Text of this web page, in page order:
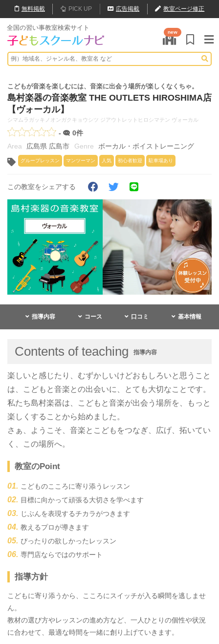
無料掲載 PICK UP 広告掲載 教室ページ修正
全国の習い事教室検索サイト
new
こどもが音楽を楽しむには、音楽に出会う場所が楽しくなくちゃ。
島村楽器の音楽教室 THE OUTLETS HIROSHIMA店
【ヴォーカル】
シマムラガッキノオンガクキョウシツ ジアウトレットヒロシマテン ヴォーカル
-
0件
広島県 広島市
ボーカル・ボイストレーニング
グループレッスン マンツーマン 人気 初心者歓迎 駐車場あり
この教室をシェアする
指導内容 コース 口コミ 基本情報
Contents of teaching 指導内容
楽しいと感じたり、むずかしいけどおもしろいと思うこと
は、こどもと音楽との出会いに、とても大切なことです。
私たち島村楽器は、こどもと音楽が出会う場所を、もっと
楽しくすることから始めました。
さぁ、ようこそ、音楽とこどもをつなぎ、広げ、拓いてい
く、この場所へ。
教室のPoint
こどものこころに寄り添うレッスン
目標に向かって頑張る大切さを学べます
じぶんを表現するチカラがつきます
教えるプロが導きます
ぴったりの欲しかったレッスン
専門店ならではのサポート
指導方針
こどもに寄り添うから、こころにスイッチが入る瞬間を逃しませ
ん。
教材の選び方やレッスンの進め方など、一人ひとりの個性や状況
に合わせて、最適な時間を一緒に創り上げていきます。